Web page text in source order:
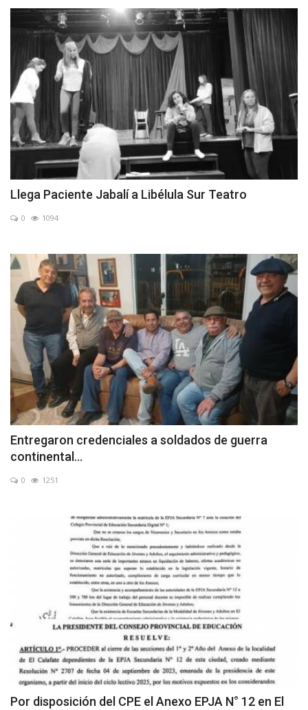
Llega Paciente Jabalí a Libélula Sur Teatro
0 1094
Entregaron credenciales a soldados de guerra
continental...
0 1251
Por disposición del CPE el Anexo EPJA N° 12 en El